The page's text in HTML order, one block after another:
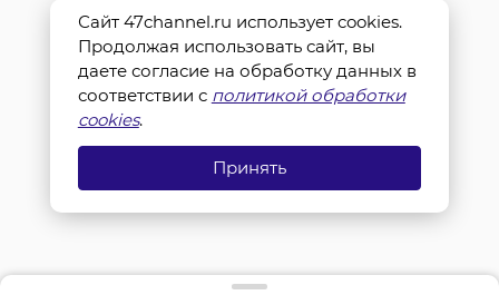
Сайт 47channel.ru использует cookies.
Продолжая использовать сайт, вы
даете согласие на обработку данных в
соответствии с политикой обработки
cookies.
Принять